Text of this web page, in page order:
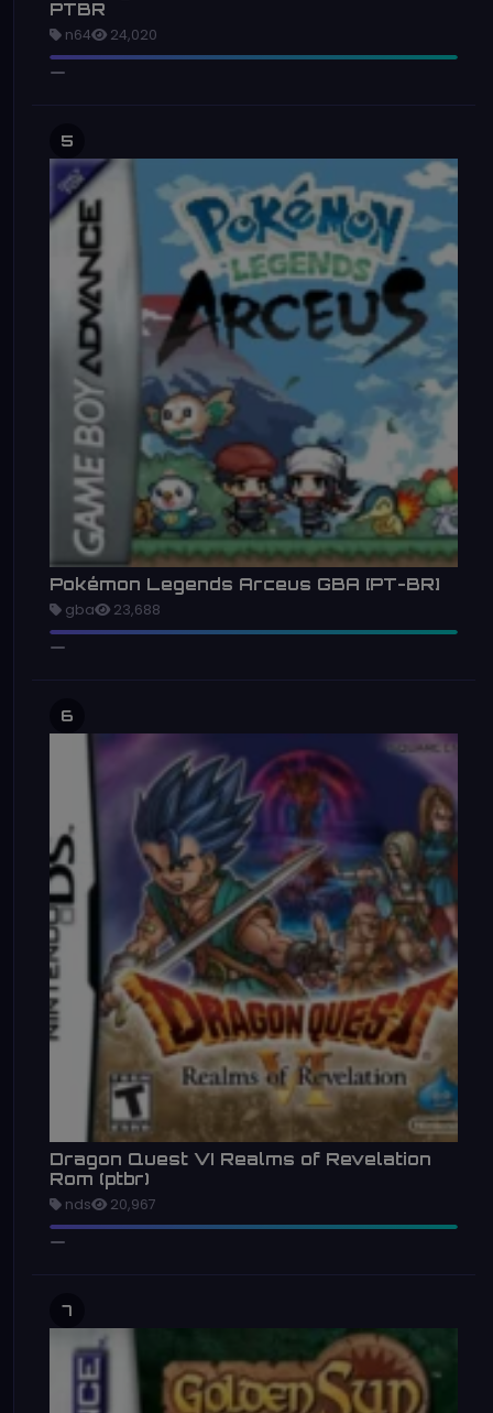
PTBR
n64 24,020
5
Pokémon Legends Arceus GBA [PT-BR]
gba 23,688
6
Dragon Quest VI Realms of Revelation
Rom (ptbr)
nds 20,967
7